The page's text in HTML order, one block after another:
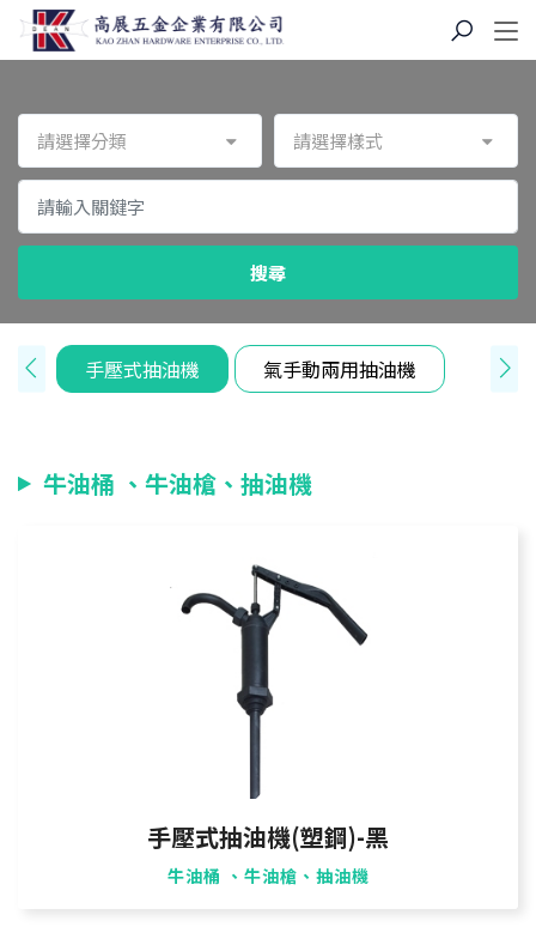
請選擇分類 請選擇樣式
搜尋
手壓式抽油機 氣手動兩用抽油機
牛油桶 、牛油槍、抽油機
手壓式抽油機(塑鋼)-黑
牛油桶 、牛油槍、抽油機